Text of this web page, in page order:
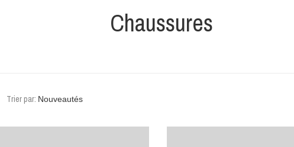
Chaussures
Trier par: